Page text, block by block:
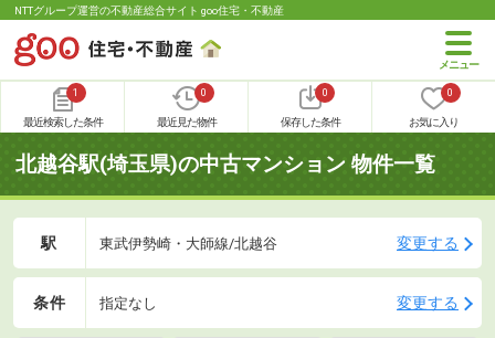
NTTグループ運営の不動産総合サイト goo住宅・不動産
1
最近検索した条件
0
最近見た物件
0
保存した条件
0
お気に入り
北越谷駅(埼玉県)の中古マンション 物件一覧
駅 東武伊勢崎・大師線/北越谷 変更する
条件 指定なし 変更する